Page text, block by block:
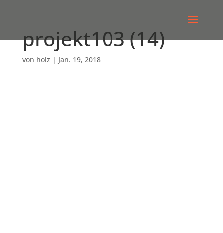
projekt103 (14)
von holz | Jan. 19, 2018